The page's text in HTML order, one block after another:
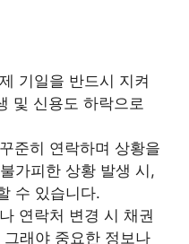
기일을 반드시 지켜
및 신용도 하락으로
준히 연락하며 상황을
가피한 상황 발생 시,
수 있습니다.
연락처 변경 시 채권
래야 중요한 정보나